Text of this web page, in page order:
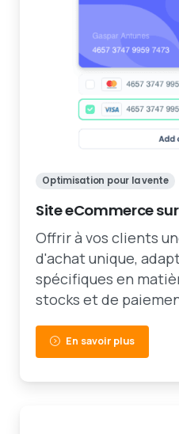
Optimisation pour la vente
Site eCommerce
Offrir à vos clients
d'achat unique,
spécifiques en
stocks et de
En savoir plus